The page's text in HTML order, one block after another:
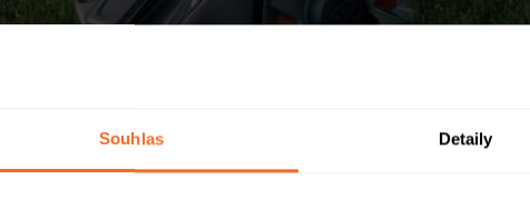
Souhlas Detaily